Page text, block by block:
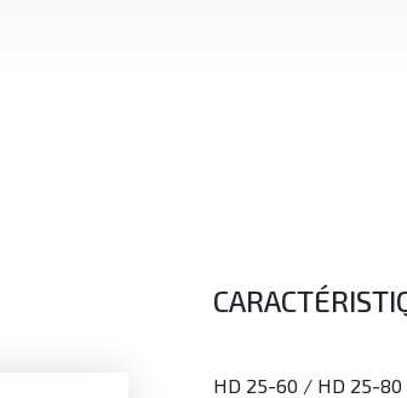
HD 25-60 / HD 25-80